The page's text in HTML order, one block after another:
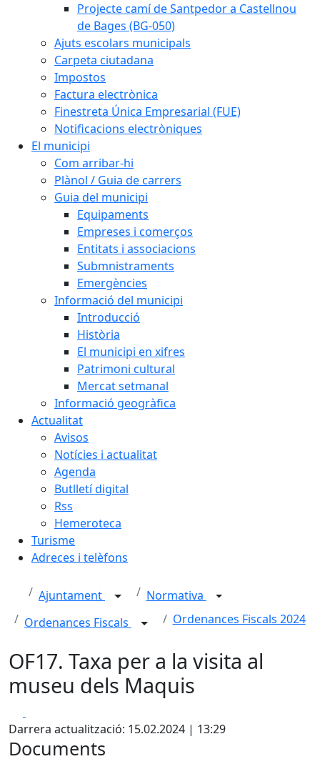
Projecte camí de Santpedor a Castellnou
de Bages (BG-050)
Ajuts escolars municipals
Carpeta ciutadana
Impostos
Factura electrònica
Finestreta Única Empresarial (FUE)
Notificacions electròniques
El municipi
Com arribar-hi
Plànol / Guia de carrers
Guia del municipi
Equipaments
Empreses i comerços
Entitats i associacions
Submnistraments
Emergències
Informació del municipi
Introducció
Història
El municipi en xifres
Patrimoni cultural
Mercat setmanal
Informació geogràfica
Actualitat
Avisos
Notícies i actualitat
Agenda
Butlletí digital
Rss
Hemeroteca
Turisme
Adreces i telèfons
Ajuntament
Normativa
Ordenances Fiscals
Ordenances Fiscals 2024
OF17. Taxa per a la visita al
museu dels Maquis
Darrera actualització: 15.02.2024 | 13:29
Documents